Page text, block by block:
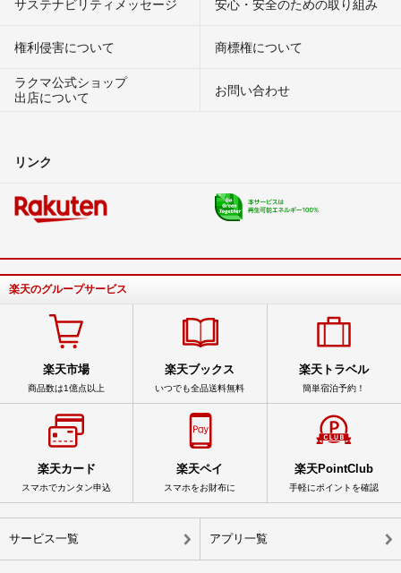
サステナビリティメッセージ 安心・安全のための取り組み
権利侵害について
商標権について
ラクマ公式ショップ
出店について
お問い合わせ
リンク
楽天のグループサービス
楽天市場
商品数は1億点以上
楽天ブックス
いつでも全品送料無料
楽天トラベル
簡単宿泊予約！
楽天カード
スマホでカンタン申込
楽天ペイ
スマホをお財布に
楽天PointClub
手軽にポイントを確認
サービス一覧 アプリ一覧